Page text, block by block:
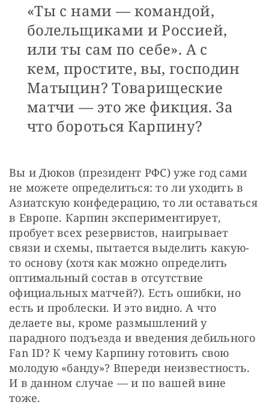
«Ты с нами — командой,
болельщиками и Россией,
или ты сам по себе». А с
кем, простите, вы, господин
Матыцин? Товарищеские
матчи — это же фикция. За
что бороться Карпину?
Вы и Дюков (президент РФС) уже год сами
не можете определиться: то ли уходить в
Азиатскую конфедерацию, то ли оставаться
в Европе. Карпин экспериментирует,
пробует всех резервистов, наигрывает
связи и схемы, пытается выделить какую-
то основу (хотя как можно определить
оптимальный состав в отсутствие
официальных матчей?). Есть ошибки, но
есть и проблески. И это видно. А что
делаете вы, кроме размышлений у
парадного подъезда и введения дебильного
Fan ID? К чему Карпину готовить свою
молодую «банду»? Впереди неизвестность.
И в данном случае — и по вашей вине
тоже.